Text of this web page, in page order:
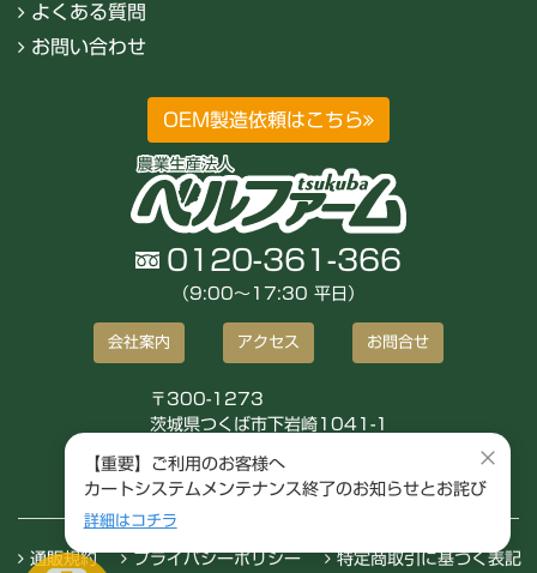
よくある質問
お問い合わせ
OEM製造依頼はこちら
0120-361-366
（9:00〜17:30 平日）
会社案内 アクセス お問合せ
〒300-1273
茨城県つくば市下岩崎1041-1
通販規約 プライバシーポリシー 特定商取引に基づく表記
【重要】ご利用のお客様へ
カートシステムメンテナンス終了のお知らせとお詫び
詳細はコチラ
×